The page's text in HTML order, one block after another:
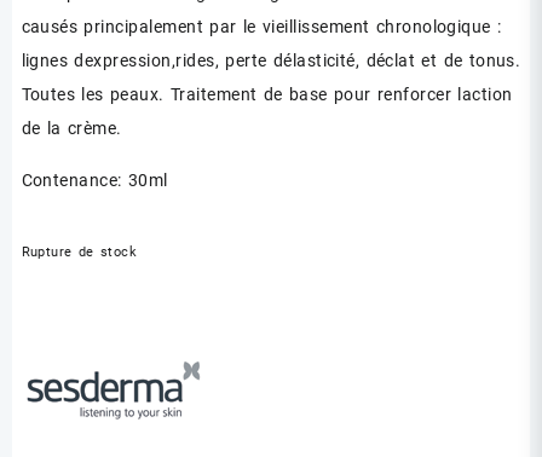
causés principalement par le vieillissement chronologique :
lignes dexpression,rides, perte délasticité, déclat et de tonus.
Toutes les peaux. Traitement de base pour renforcer laction
de la crème.
Contenance: 30ml
Rupture de stock